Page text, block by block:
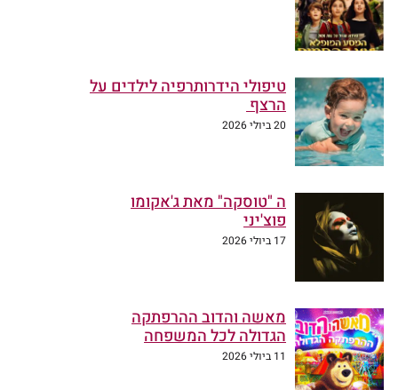
טיפולי הידרותרפיה לילדים על
הרצף
20 ביולי 2026
ה "טוסקה" מאת ג'אקומו
פוצ'יני
17 ביולי 2026
מאשה והדוב ההרפתקה
הגדולה לכל המשפחה
11 ביולי 2026